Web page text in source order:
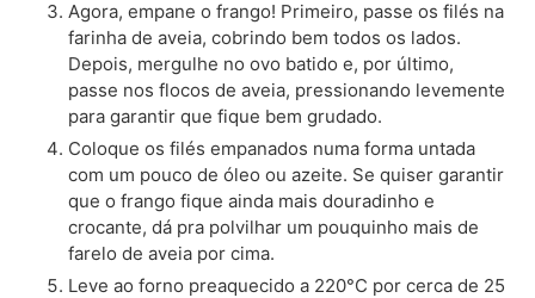
Agora, empane o frango! Primeiro, passe os filés na
farinha de aveia, cobrindo bem todos os lados.
Depois, mergulhe no ovo batido e, por último,
passe nos flocos de aveia, pressionando levemente
para garantir que fique bem grudado.
Coloque os filés empanados numa forma untada
com um pouco de óleo ou azeite. Se quiser garantir
que o frango fique ainda mais douradinho e
crocante, dá pra polvilhar um pouquinho mais de
farelo de aveia por cima.
Leve ao forno preaquecido a 220°C por cerca de 25